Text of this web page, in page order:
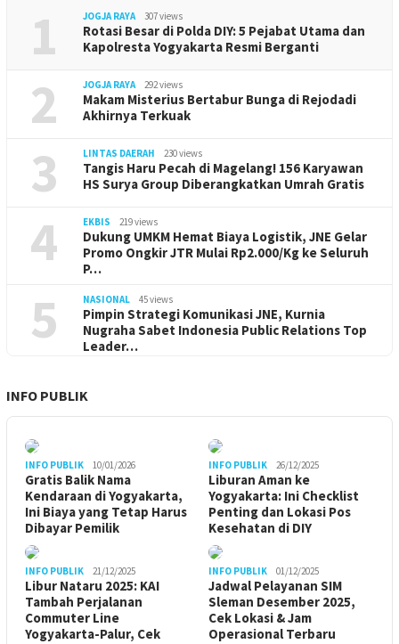
1 JOGJA RAYA 307 views
Rotasi Besar di Polda DIY: 5 Pejabat Utama dan
Kapolresta Yogyakarta Resmi Berganti
2 JOGJA RAYA 292 views
Makam Misterius Bertabur Bunga di Rejodadi
Akhirnya Terkuak
3 LINTAS DAERAH 230 views
Tangis Haru Pecah di Magelang! 156 Karyawan
HS Surya Group Diberangkatkan Umrah Gratis
4 EKBIS 219 views
Dukung UMKM Hemat Biaya Logistik, JNE Gelar
Promo Ongkir JTR Mulai Rp2.000/Kg ke Seluruh
P…
5 NASIONAL 45 views
Pimpin Strategi Komunikasi JNE, Kurnia
Nugraha Sabet Indonesia Public Relations Top
Leader…
INFO PUBLIK
INFO PUBLIK 10/01/2026
Gratis Balik Nama
Kendaraan di Yogyakarta,
Ini Biaya yang Tetap Harus
Dibayar Pemilik
INFO PUBLIK 26/12/2025
Liburan Aman ke
Yogyakarta: Ini Checklist
Penting dan Lokasi Pos
Kesehatan di DIY
INFO PUBLIK 21/12/2025
Libur Nataru 2025: KAI
Tambah Perjalanan
Commuter Line
Yogyakarta-Palur, Cek
INFO PUBLIK 01/12/2025
Jadwal Pelayanan SIM
Sleman Desember 2025,
Cek Lokasi & Jam
Operasional Terbaru